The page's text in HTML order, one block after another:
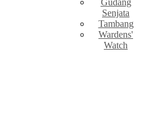
Gudang
Senjata
Tambang
Wardens'
Watch